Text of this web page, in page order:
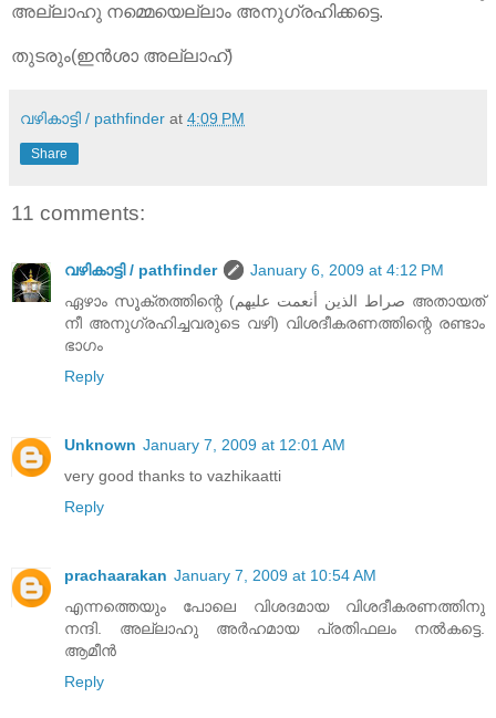
അല്ലാഹു നമ്മെയെല്ലാം അനുഗ്രഹിക്കട്ടെ.
തുടരും(ഇൻശാ അല്ലാഹ്‌)
വഴികാട്ടി / pathfinder at 4:09 PM
Share
11 comments:
വഴികാട്ടി / pathfinder
January 6, 2009 at 4:12 PM
ഏഴാം സൂക്തത്തിന്റെ (صراط الذين أنعمت عليهم അതായത്‌
നീ അനുഗ്രഹിച്ചവരുടെ വഴി) വിശദീകരണത്തിന്റെ രണ്ടാം
ഭാഗം
Reply
Unknown January 7, 2009 at 12:01 AM
very good thanks to vazhikaatti
Reply
prachaarakan January 7, 2009 at 10:54 AM
എന്നത്തെയും പോലെ വിശദമായ വിശദീകരണത്തിനു
നന്ദി. അല്ലാഹു അര്‍ഹമായ പ്രതിഫലം നല്‍കട്ടെ.
ആമീന്‍
Reply